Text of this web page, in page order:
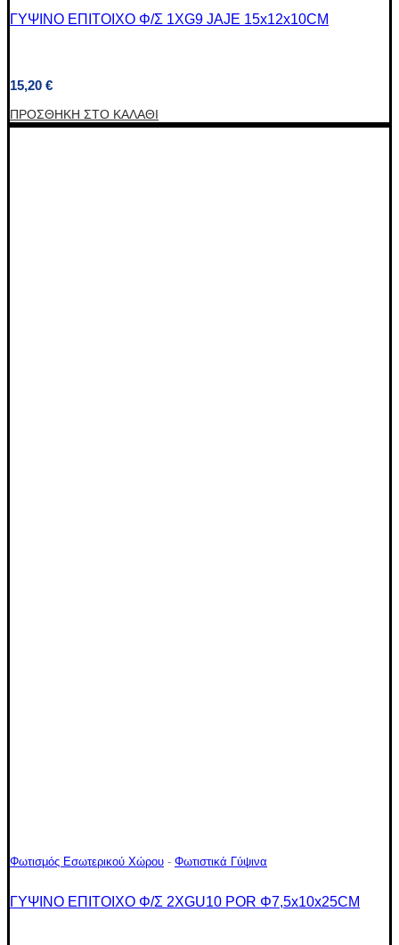
ΓΥΨΙΝΟ ΕΠΙΤΟΙΧΟ Φ/Σ 1XG9 JAJE 15x12x10CM
15,20 €
ΠΡΟΣΘΉΚΗ ΣΤΟ ΚΑΛΆΘΙ
Φωτισμός Εσωτερικού Χώρου - Φωτιστικά Γύψινα
ΓΥΨΙΝΟ ΕΠΙΤΟΙΧΟ Φ/Σ 2XGU10 POR Φ7,5x10x25CM